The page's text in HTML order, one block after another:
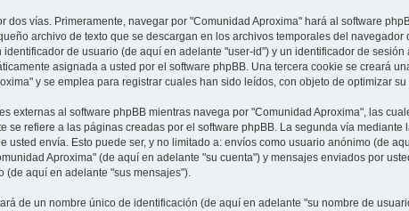
dos vías. Primeramente, navegar por "Comunidad Aproxima" hará al software
archivo de texto que se descargan en los archivos temporales del navegador
de usuario (de aquí en adelante "user-id") y un identificador de sesión
asignada a usted por el software phpBB. Una tercera cookie se creará
y se emplea para registrar cuales han sido leídos, con objeto de optimizar
externas al software phpBB mientras navega por "Comunidad Aproxima", las
se refiere a las páginas creadas por el software phpBB. La segunda vía mediante
usted envía. Esto puede ser, y no limitado a: envíos como usuario anónimo (de
Aproxima" (de aquí en adelante "su cuenta") y mensajes enviados por
(de aquí en adelante "sus mensajes").
de un nombre único de identificación (de aquí en adelante "su nombre de